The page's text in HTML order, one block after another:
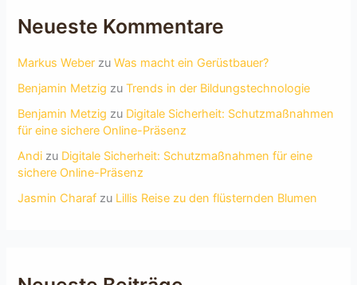
Neueste Kommentare
Markus Weber zuWas macht ein Gerüstbauer?
Benjamin Metzig zuTrends in der Bildungstechnologie
Benjamin Metzig zu Digitale Sicherheit: Schutzmaßnahmen
für eine sichere Online-Präsenz
Andi zu Digitale Sicherheit: Schutzmaßnahmen für eine
sichere Online-Präsenz
Jasmin Charaf zu Lillis Reise zu den flüsternden Blumen